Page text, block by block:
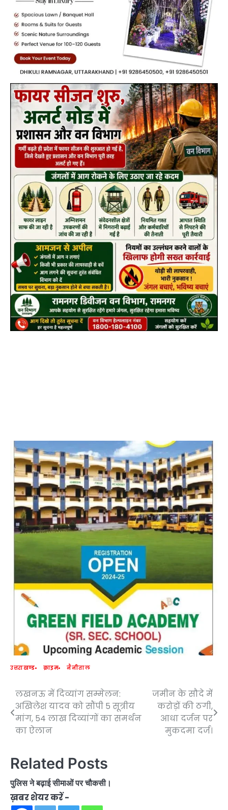
उत्तराखण्ड क्राइम नैनीताल
Post
navigation
लखनऊ में दिव्यांग सम्मेलन:
अखिलेश यादव को सौंपी 5 सूत्रीय
मांग, 54 लाख दिव्यांगों का समर्थन
का ऐलान
जमीन के सौदे में
करोड़ों की ठगी,
आधा दर्जन पर
मुकदमा दर्ज।
Related Posts
पुलिस ने बढ़ाई सीमाओं पर चौकसी।
ख़बर शेयर करें -